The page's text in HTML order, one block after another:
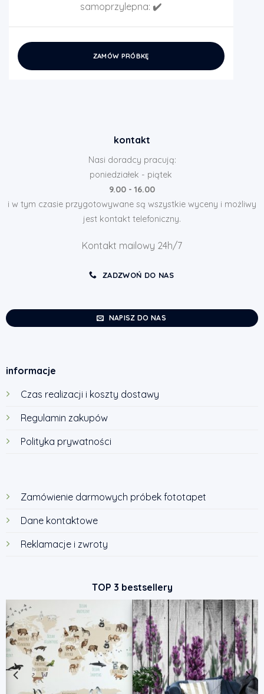
samoprzylepna: ✔️
ZAMÓW PRÓBKĘ
kontakt
Nasi doradcy pracują:
poniedziałek - piątek
9.00 - 16.00
i w tym czasie przygotowywane są wszystkie wyceny i możliwy
jest kontakt telefoniczny.
Kontakt mailowy 24h/7
ZADZWOŃ DO NAS
NAPISZ DO NAS
informacje
Czas realizacji i koszty dostawy
Regulamin zakupów
Polityka prywatności
Zamówienie darmowych próbek fototapet
Dane kontaktowe
Reklamacje i zwroty
TOP 3 bestsellery